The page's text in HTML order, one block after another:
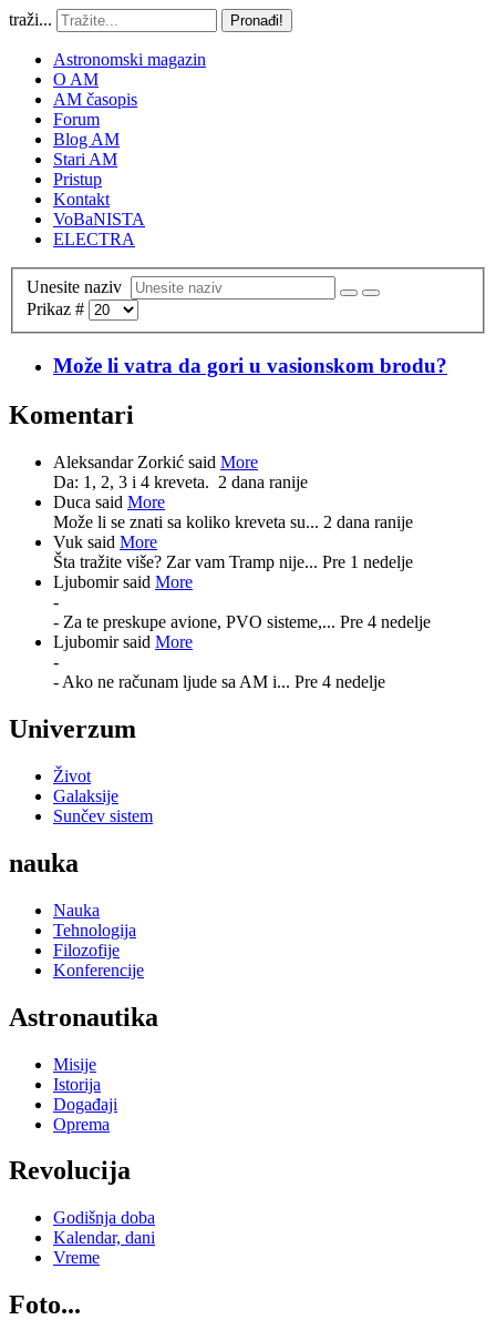
traži... Pronađi!
Astronomski magazin
O AM
AM časopis
Forum
Blog AM
Stari AM
Pristup
Kontakt
VoBaNISTA
ELECTRA
Unesite naziv
Prikaz #
Može li vatra da gori u vasionskom brodu?
Komentari
Aleksandar Zorkić said More
Da: 1, 2, 3 i 4 kreveta. 2 dana ranije
Duca said More
Može li se znati sa koliko kreveta su... 2 dana ranije
Vuk said More
Šta tražite više? Zar vam Tramp nije... Pre 1 nedelje
Ljubomir said More
-
- Za te preskupe avione, PVO sisteme,... Pre 4 nedelje
Ljubomir said More
-
- Ako ne računam ljude sa AM i... Pre 4 nedelje
Univerzum
Život
Galaksije
Sunčev sistem
nauka
Nauka
Tehnologija
Filozofije
Konferencije
Astronautika
Misije
Istorija
Događaji
Oprema
Revolucija
Godišnja doba
Kalendar, dani
Vreme
Foto...